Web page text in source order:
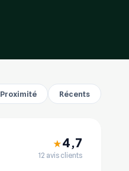
Proximité Récents
★4,7
12 avis clients